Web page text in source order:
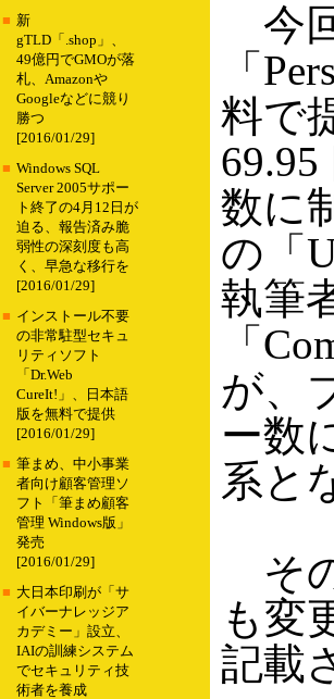
■ 新
gTLD「.shop」、
49億円でGMOが落
札、Amazonや
Googleなどに競り
勝つ
[2016/01/29]
■ Windows SQL
Server 2005サポー
ト終了の4月12日が
迫る、報告済み脆
弱性の深刻度も高
く、早急な移行を
[2016/01/29]
■ インストール不要
の非常駐型セキュ
リティソフト
「Dr.Web
CureIt!」、日本語
版を無料で提供
[2016/01/29]
■ 筆まめ、中小事業
者向け顧客管理ソ
フト「筆まめ顧客
管理 Windows版」
発売
[2016/01/29]
■ 大日本印刷が「サ
イバーナレッジア
カデミー」設立、
IAIの訓練システム
でセキュリティ技
術者を養成
今
「
料で
数に
の「
執筆
「
が、
ー数
系と
そ
も変
記載